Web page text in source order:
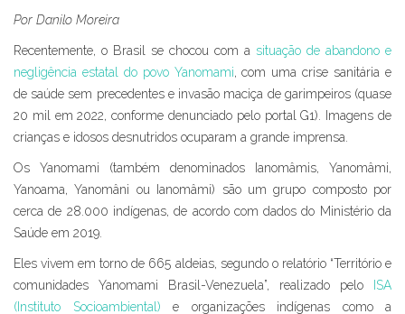
Por Danilo Moreira
Recentemente, o Brasil se chocou com a situação de abandono e
negligência estatal do povo Yanomami, com uma crise sanitária e
de saúde sem precedentes e invasão maciça de garimpeiros (quase
20 mil em 2022, conforme denunciado pelo portal G1). Imagens de
crianças e idosos desnutridos ocuparam a grande imprensa.
Os Yanomami (também denominados Ianomâmis, Yanomâmi,
Yanoama, Yanomâni ou Ianomâmi) são um grupo composto por
cerca de 28.000 indígenas, de acordo com dados do Ministério da
Saúde em 2019.
Eles vivem em torno de 665 aldeias, segundo o relatório “Território e
comunidades Yanomami Brasil-Venezuela”, realizado pelo
ISA
(Instituto Socioambiental) e organizações indígenas como a